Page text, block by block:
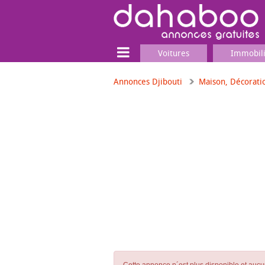
Voitures
Annonces Djibouti Maison,